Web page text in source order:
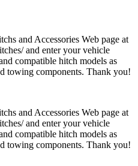
and Accessories Web page at
and enter your vehicle
compatible hitch models as
towing components. Thank you!
and Accessories Web page at
and enter your vehicle
compatible hitch models as
towing components. Thank you!